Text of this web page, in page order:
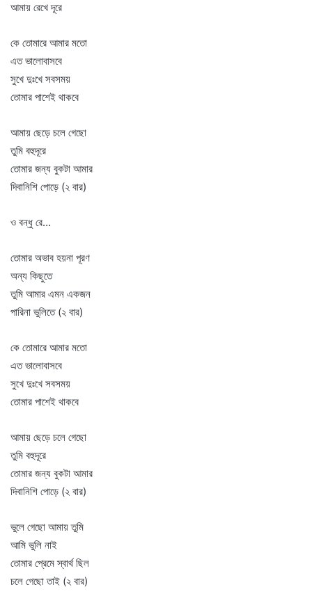
আমায় রেখে দূরে
কে তোমারে আমার মতো
এত ভালোবাসবে
সুখে দুঃখে সবসময়
তোমার পাশেই থাকবে
আমায় ছেড়ে চলে গেছো
তুমি বহুদূরে
তোমার জন্য বুকটা আমার
দিবানিশি পোড়ে (২ বার)
ও বন্ধু রে…
তোমার অভাব হয়না পূরণ
অন্য কিছুতে
তুমি আমার এমন একজন
পারিনা ভুলিতে (২ বার)
কে তোমারে আমার মতো
এত ভালোবাসবে
সুখে দুঃখে সবসময়
তোমার পাশেই থাকবে
আমায় ছেড়ে চলে গেছো
তুমি বহুদূরে
তোমার জন্য বুকটা আমার
দিবানিশি পোড়ে (২ বার)
ভুলে গেছো আমায় তুমি
আমি ভুলি নাই
তোমার প্রেমে স্বার্থ ছিল
চলে গেছো তাই (২ বার)